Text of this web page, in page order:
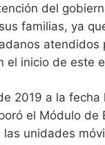
del
familias, ya
atendidos
el inicio de este
2019 a la fecha
el Módulo de
unidades